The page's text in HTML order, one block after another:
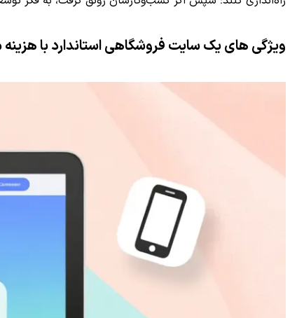
ویژگی‌‌ های یک سایت فروشگاهی استاندارد با